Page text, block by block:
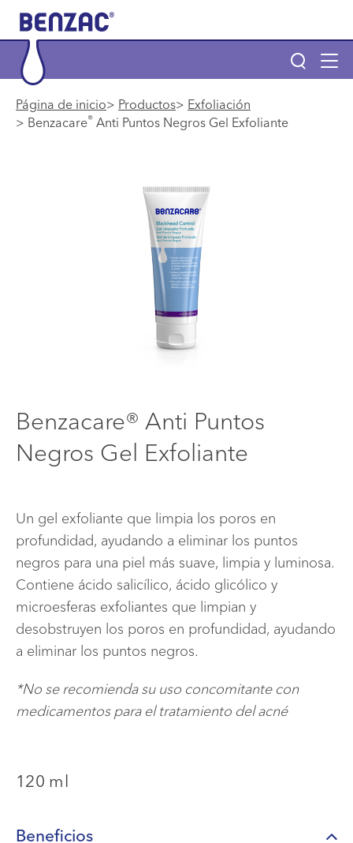
Skip to main content
Main navigation
Main navigation
POR QUÉ BENZAC Y BENZACARE
CONTACTA CON NOSOTROS
Página de inicio Productos
Exfoliación
Benzacare® Anti Puntos Negros Gel Exfoliante
Benzacare® Anti Puntos
Negros Gel Exfoliante
Un gel exfoliante que limpia los poros en
profundidad, ayudando a eliminar los puntos
negros para una piel más suave, limpia y luminosa.
Contiene ácido salicílico, ácido glicólico y
microesferas exfoliantes que limpian y
desobstruyen los poros en profundidad, ayudando
a eliminar los puntos negros.
*No se recomienda su uso concomitante con
medicamentos para el tratamiento del acné
120 ml
Beneficios